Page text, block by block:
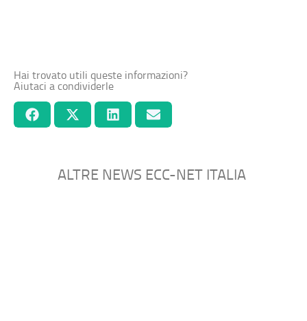
Hai trovato utili queste informazioni?
Aiutaci a condividerle
ALTRE NEWS ECC-NET ITALIA